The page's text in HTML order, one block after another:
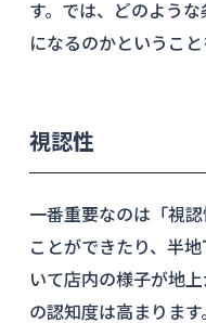
す。では、どのよう
になるのかということ
視認性
一番重要なのは「視
ことができたり、半
いて店内の様子が地
の認知度は高まりま